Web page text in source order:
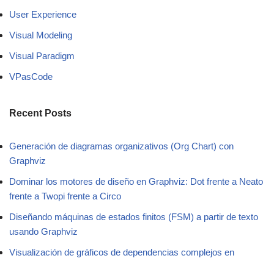
User Experience
Visual Modeling
Visual Paradigm
VPasCode
Recent Posts
Generación de diagramas organizativos (Org Chart) con
Graphviz
Dominar los motores de diseño en Graphviz: Dot frente a Neato
frente a Twopi frente a Circo
Diseñando máquinas de estados finitos (FSM) a partir de texto
usando Graphviz
Visualización de gráficos de dependencias complejos en